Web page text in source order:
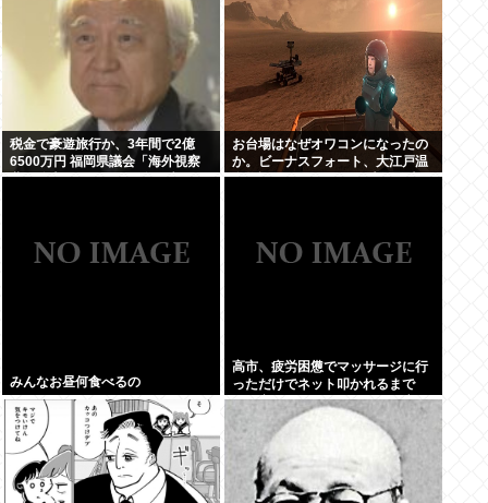
税金で豪遊旅行か、3年間で2億
6500万円 福岡県議会「海外視察
費」公表、ありがとう自民党
お台場はなぜオワコンになったの
か。ビーナスフォート、大江戸温
泉物語、Zepp Tokyo、大観覧車
みんなお昼何食べるの
高市、疲労困憊でマッサージに行
っただけでネット叩かれるまで
に。寝てないアピールと、馬鹿み
たいな被災地PVのせいか